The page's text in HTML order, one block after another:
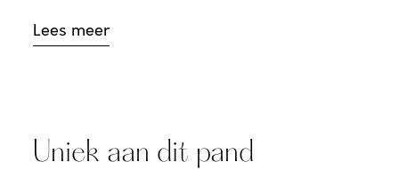
Lees meer
Uniek aan dit pand